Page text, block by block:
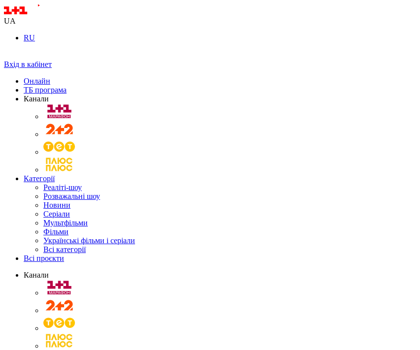
UA
RU
Вхід в кабінет
Онлайн
ТБ програма
Канали
Категорії
Реаліті-шоу
Розважальні шоу
Новини
Серіали
Мультфільми
Фільми
Українські фільми і серіали
Всі категорії
Всі проєкти
Канали